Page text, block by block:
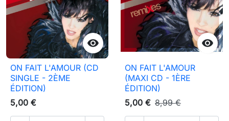

ON FAIT L'AMOUR (CD
SINGLE - 2ÈME
ÉDITION)
5,00 €

ON FAIT L'AMOUR
(MAXI CD - 1ÈRE
ÉDITION)
5,00 € 8,99 €